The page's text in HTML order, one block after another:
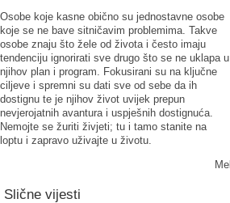
Osobe koje kasne obično su jednostavne osobe
koje se ne bave sitničavim problemima. Takve
osobe znaju što žele od života i često imaju
tendenciju ignorirati sve drugo što se ne uklapa u
njihov plan i program. Fokusirani su na ključne
ciljeve i spremni su dati sve od sebe da ih
dostignu te je njihov život uvijek prepun
nevjerojatnih avantura i uspješnih dostignuća.
Nemojte se žuriti živjeti; tu i tamo stanite na
loptu i zapravo uživajte u životu.
Mel
Slične vijesti